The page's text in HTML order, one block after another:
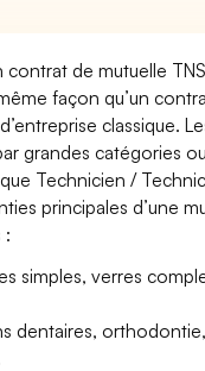
contrat de mutuelle
façon qu’un
classique.
grandes catégories
Technicien /
principales d’une
:
simples, verres
dentaires,